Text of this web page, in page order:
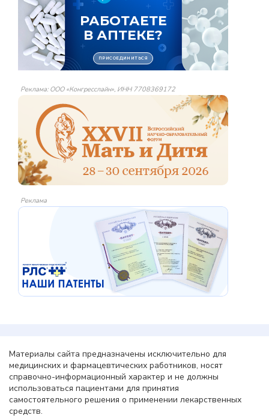
Реклама: ООО «Конгресслайн», ИНН 7708369172
Реклама
Материалы сайта предназначены исключительно для
медицинских и фармацевтических работников, носят
справочно-информационный характер и не должны
использоваться пациентами для принятия
самостоятельного решения о применении лекарственных
средств.